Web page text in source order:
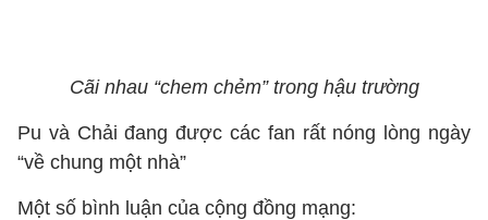
Cãi nhau “chem chẻm” trong hậu trường
Pu và Chải đang được các fan rất nóng lòng ngày
“về chung một nhà”
Một số bình luận của cộng đồng mạng: